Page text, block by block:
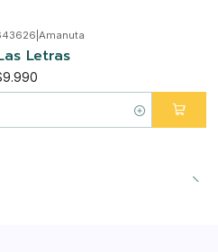
Amanuta
Letras